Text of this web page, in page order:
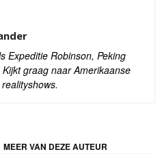
Expeditie Robinson, Peking
graag naar Amerikaanse
MEER VAN DEZE AUTEUR